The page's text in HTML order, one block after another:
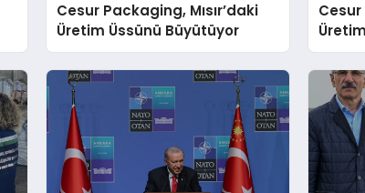
Cesur Packaging, Mısır’daki
Üretim Üssünü Büyütüyor
Cesur